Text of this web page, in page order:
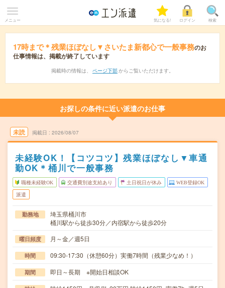
メニュー 気になる! ログイン 検索
17時まで＊残業ほぼなし▼さいたま新都心で一般事務のお
仕事情報は、掲載が終了しています
掲載時の情報は、 ページ下部 からご覧いただけます。
お探しの条件に近い派遣のお仕事
未読 掲載日 2026/08/07
未経験OK！【コツコツ】残業ほぼなし▼車通
勤OK＊桶川で一般事務
職種未経験OK 交通費別途支給あり 土日祝日が休み WEB登録OK
派遣
勤務地
埼玉県桶川市
桶川駅から徒歩30分／内宿駅から徒歩20分
曜日頻度 月～金／週5日
時間 09:30-17:30（休憩60分）実働7時間（残業少なめ！）
期間 即日～長期 ※開始日相談OK